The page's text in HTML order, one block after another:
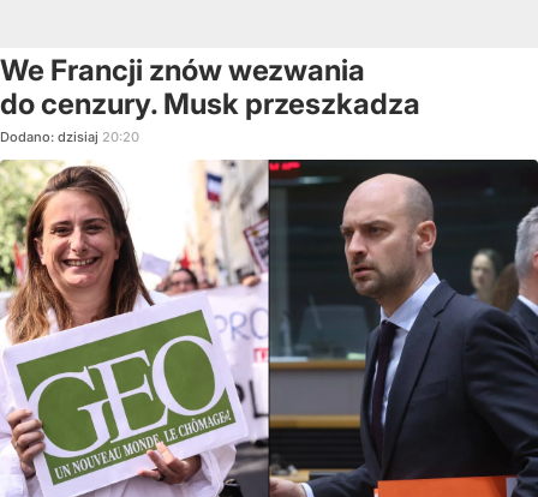
We Francji znów wezwania
do cenzury. Musk przeszkadza
Dodano: dzisiaj 20:20